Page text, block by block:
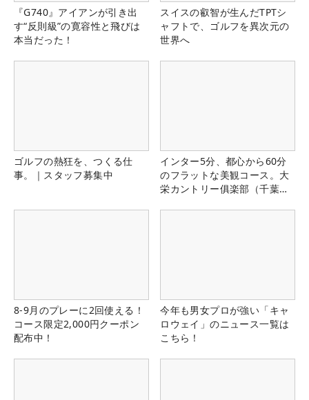
『G740』アイアンが引き出
す“反則級”の寛容性と飛びは
本当だった！
スイスの叡智が生んだTPTシ
ャフトで、ゴルフを異次元の
世界へ
ゴルフの熱狂を、つくる仕
事。｜スタッフ募集中
インター5分、都心から60分
のフラットな美観コース。大
栄カントリー俱楽部（千葉
8-9月のプレーに2回使える！
コース限定2,000円クーポン
配布中！
今年も男女プロが強い「キャ
ロウェイ」のニュース一覧は
こちら！